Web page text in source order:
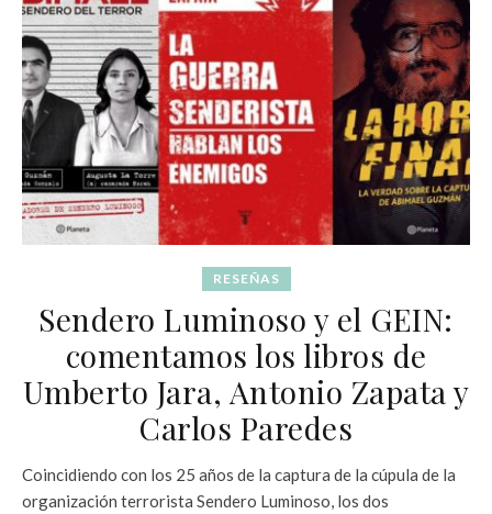
RESEÑAS
Sendero Luminoso y el GEIN:
comentamos los libros de
Umberto Jara, Antonio Zapata y
Carlos Paredes
Coincidiendo con los 25 años de la captura de la cúpula de la
organización terrorista Sendero Luminoso, los dos